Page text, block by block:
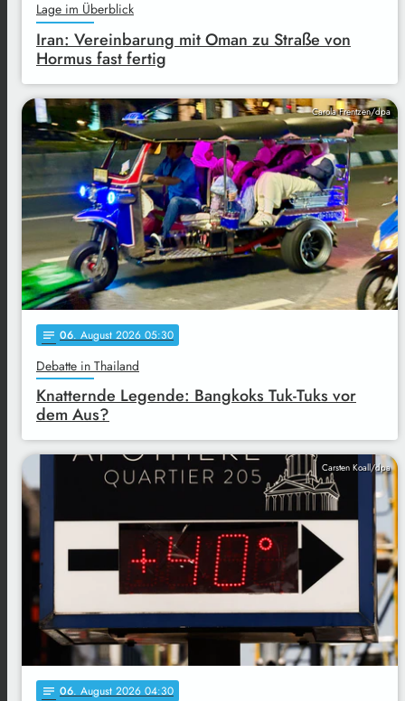
Lage im Überblick
Iran: Vereinbarung mit Oman zu Straße von
Hormus fast fertig
Carola Frentzen/dpa
notes 06. August 2026 05:30
Debatte in Thailand
Knatternde Legende: Bangkoks Tuk-Tuks vor
dem Aus?
Carsten Koall/dpa
notes 06. August 2026 04:30